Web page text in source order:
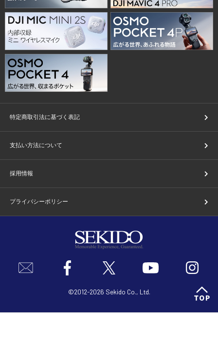
特定商取引法に基づく表記
支払い方法について
採用情報
プライバシーポリシー
©2012-2026 Sekido Co., Ltd.